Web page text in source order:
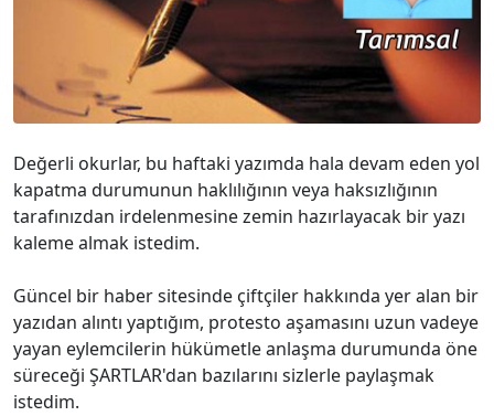
Değerli okurlar, bu haftaki yazımda hala devam eden yol
kapatma durumunun haklılığının veya haksızlığının
tarafınızdan irdelenmesine zemin hazırlayacak bir yazı
kaleme almak istedim.
Güncel bir haber sitesinde çiftçiler hakkında yer alan bir
yazıdan alıntı yaptığım, protesto aşamasını uzun vadeye
yayan eylemcilerin hükümetle anlaşma durumunda öne
süreceği ŞARTLAR'dan bazılarını sizlerle paylaşmak
istedim.